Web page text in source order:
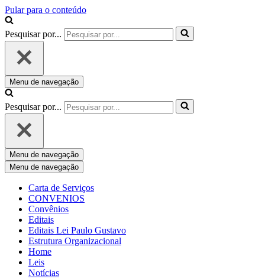
Pular para o conteúdo
Pesquisar por...
Menu de navegação
Pesquisar por...
Menu de navegação
Menu de navegação
Carta de Serviços
CONVENIOS
Convênios
Editais
Editais Lei Paulo Gustavo
Estrutura Organizacional
Home
Leis
Notícias